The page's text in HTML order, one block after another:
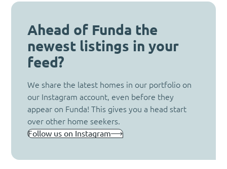
Ahead of Funda the
newest listings in your
feed?
We share the latest homes in our portfolio on
our Instagram account, even before they
appear on Funda! This gives you a head start
over other home seekers.
Follow us on Instagram